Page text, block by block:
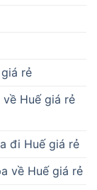
rẻ
về Huế giá rẻ
đi Huế giá rẻ
về Huế giá rẻ